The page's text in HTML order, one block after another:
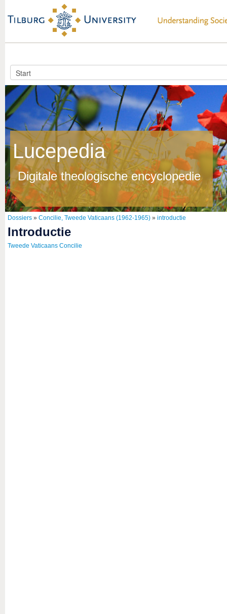
Lucepedia
Digitale theologische encyclopedie
Dossiers » Concilie, Tweede Vaticaans (1962-1965) » introductie
introductie
Tweede Vaticaans Concilie